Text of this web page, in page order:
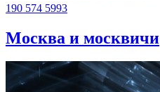
190 574 5993
Москва и москвичи